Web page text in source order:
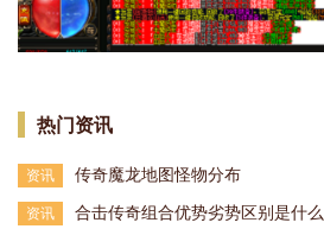
热门资讯
资讯 传奇魔龙地图怪物分布
资讯 合击传奇组合优势劣势区别是什么